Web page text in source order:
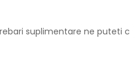
suplimentare ne puteti